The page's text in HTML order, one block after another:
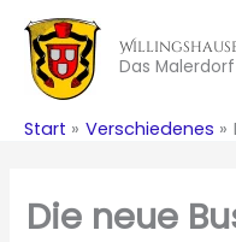
Inhalt
springen
Das
Start Verschiedenes
Die neue